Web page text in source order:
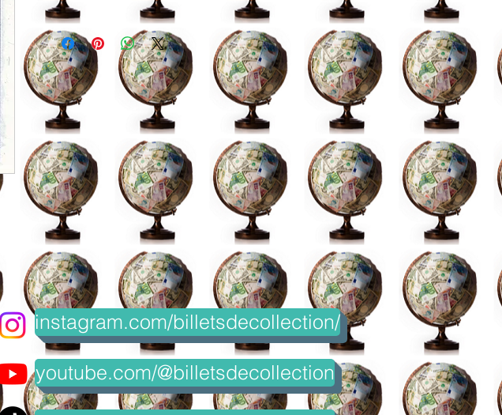
instagram.com/billetsdecollection/
youtube.com/@billetsdecollection